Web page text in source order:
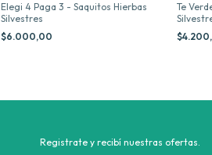
Elegi 4 Paga 3 - Saquitos Hierbas
Silvestres
$6.000,00
Te
Registrate y recibí nuestras ofertas.